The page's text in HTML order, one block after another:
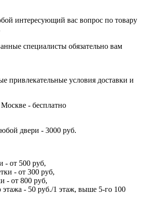
интересующий вас вопрос по товару
специалисты обязательно вам
привлекательные условия доставки и
- бесплатно
двери - 3000 руб.
- от 500 руб,
- от 300 руб,
- от 800 руб,
этажа - 50 руб./1 этаж, выше 5-го 100